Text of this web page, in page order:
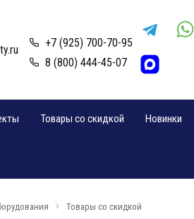
+7 (925) 700-70-95
8 (800) 444-45-07
Товары со скидкой Новинки
Товары со скидкой